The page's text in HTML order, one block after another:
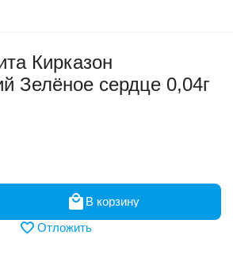
Кирказон
Зелёное сердце 0,04г
В корзину
Отложить